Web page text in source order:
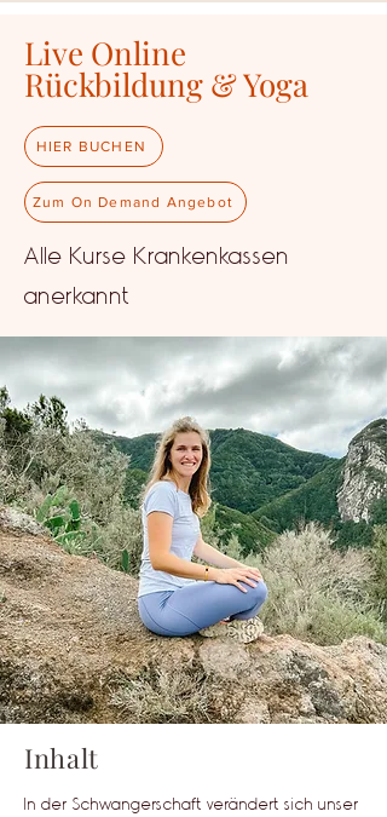
Live Online
Rückbildung & Yoga
HIER BUCHEN
Zum On Demand Angebot
Alle Kurse Krankenkassen
anerkannt
Inhalt
In der Schwangerschaft verändert sich unser